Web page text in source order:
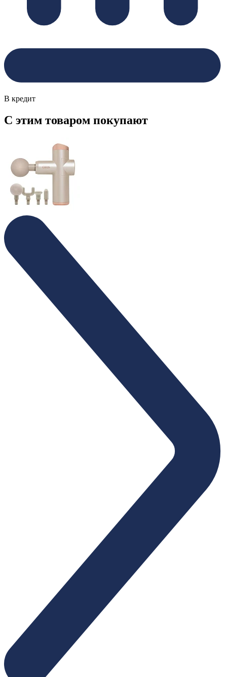
В кредит
С этим товаром покупают